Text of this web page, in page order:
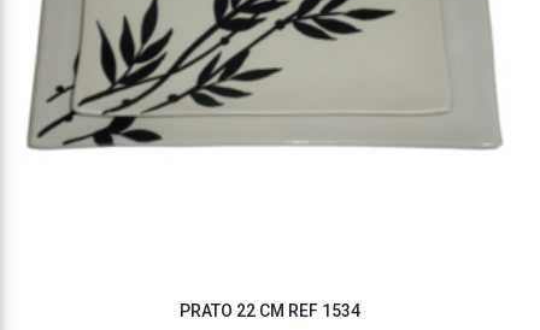
PRATO 22 CM REF 1534